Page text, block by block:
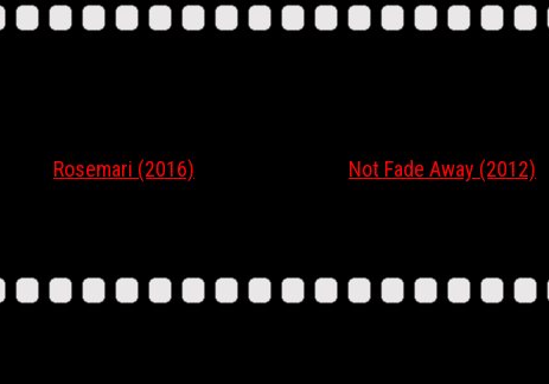
Rosemari (2016) Not Fade Away (2012)